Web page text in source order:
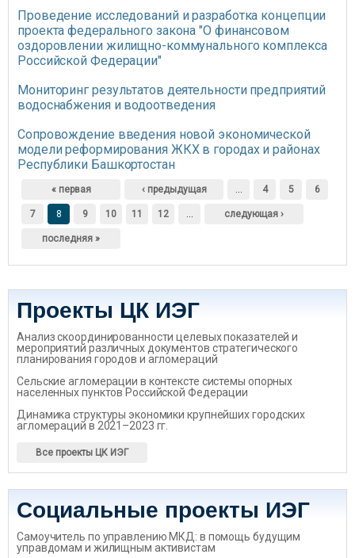
Проведение исследований и разработка концепции
проекта федерального закона "О финансовом
оздоровлении жилищно-коммунального комплекса
Российской Федерации"
Мониторинг результатов деятельности предприятий
водоснабжения и водоотведения
Сопровождение введения новой экономической
модели реформирования ЖКХ в городах и районах
Республики Башкортостан
Страницы
« первая ‹ предыдущая … 4 5 6
7 8 9 10 11 12 … следующая ›
последняя »
Проекты ЦК ИЭГ
Анализ скоординированности целевых показателей и
мероприятий различных документов стратегического
планирования городов и агломераций
Сельские агломерации в контексте системы опорных
населенных пунктов Российской Федерации
Динамика структуры экономики крупнейших городских
агломераций в 2021–2023 гг.
Все проекты ЦК ИЭГ
Социальные проекты ИЭГ
Самоучитель по управлению МКД: в помощь будущим
управдомам и жилищным активистам